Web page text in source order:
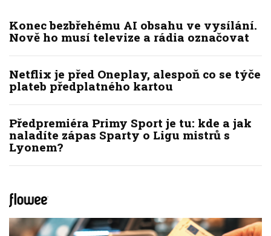
Konec bezbřehému AI obsahu ve vysílání.
Nově ho musí televize a rádia označovat
Netflix je před Oneplay, alespoň co se týče
plateb předplatného kartou
Předpremiéra Primy Sport je tu: kde a jak
naladíte zápas Sparty o Ligu mistrů s
Lyonem?